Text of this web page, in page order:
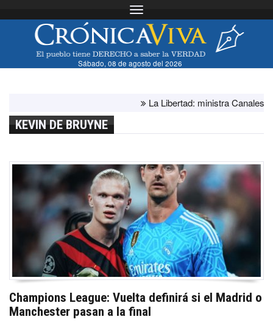
Toggle navigation
Sábado, 08 de agosto del 2026
La Libertad: ministra Canales
KEVIN DE BRUYNE
Champions League: Vuelta definirá si el Madrid o
Manchester pasan a la final